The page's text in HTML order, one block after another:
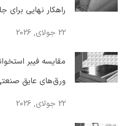
راهکار نهایی
22 جولای, 2026
مقایسه فیبر
ورق‌های عایق
22 جولای, 2026